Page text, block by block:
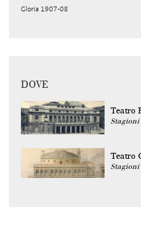
Gloria 1907-08
DOVE
Teatro
Stagioni
Teatro
Stagioni